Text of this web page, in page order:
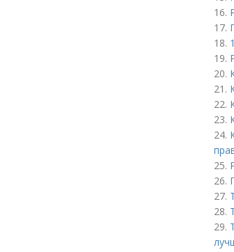
16.
17.
18.
19.
20.
21.
22.
23.
24.
25.
26.
27.
28.
29.